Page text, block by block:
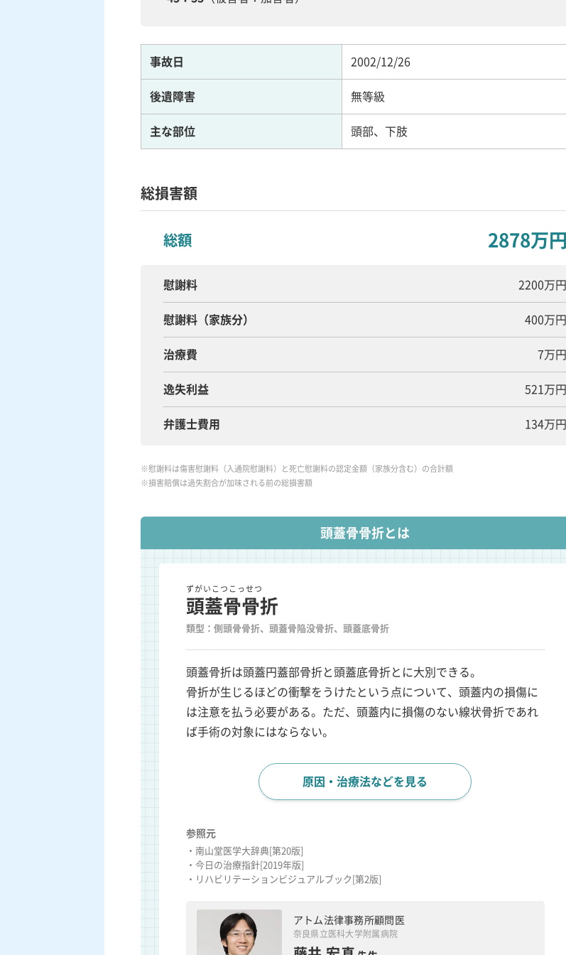
事故日 2002/12/26
後遺障害 無等級
主な部位 頭部、下肢
総損害額
総額 2878万円
慰謝料 2200万円
慰謝料（家族分） 400万円
治療費 7万円
逸失利益 521万円
弁護士費用 134万円
※慰謝料は傷害慰謝料（入通院慰謝料）と死亡慰謝料の認定金額（家族分含む）の合計額
※損害賠償は過失割合が加味される前の総損害額
頭蓋骨骨折とは
ずがいこつこっせつ
頭蓋骨骨折
類型：側頭骨骨折、頭蓋骨陥没骨折、頭蓋底骨折
頭蓋骨折は頭蓋円蓋部骨折と頭蓋底骨折とに大別できる。
骨折が生じるほどの衝撃をうけたという点について、頭蓋内の損傷に
は注意を払う必要がある。ただ、頭蓋内に損傷のない線状骨折であれ
ば手術の対象にはならない。
原因・治療法などを見る
参照元
・南山堂医学大辞典[第20版]
・今日の治療指針[2019年版]
・リハビリテーションビジュアルブック[第2版]
アトム法律事務所顧問医
奈良県立医科大学附属病院